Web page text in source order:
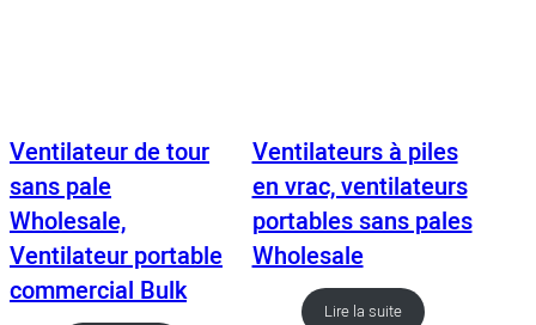
Ventilateur de tour
sans pale
Wholesale,
Ventilateur portable
commercial Bulk
Ventilateurs à piles
en vrac, ventilateurs
portables sans pales
Wholesale
Lire la suite